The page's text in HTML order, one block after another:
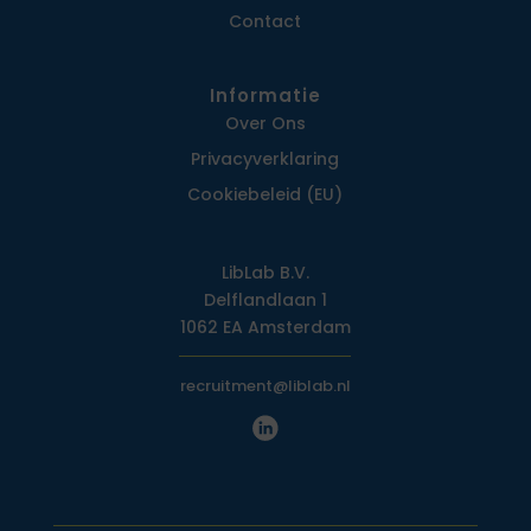
Contact
Informatie
Over Ons
Privacy­verklaring
Cookiebeleid (EU)
LibLab B.V.
Delflandlaan 1
1062 EA Amsterdam
recruitment@liblab.nl